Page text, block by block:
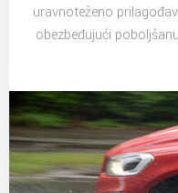
uravnoteženo
obezbeđujući